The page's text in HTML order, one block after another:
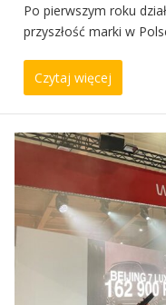
Po pierwszym roku
przyszłość marki w
Czytaj więcej